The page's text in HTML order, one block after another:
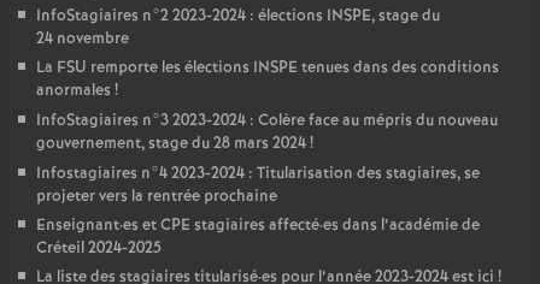
InfoStagiaires n°2 2023-2024 : élections INSPE, stage du
24 novembre
La FSU remporte les élections INSPE tenues dans des conditions
anormales !
InfoStagiaires n°3 2023-2024 : Colère face au mépris du nouveau
gouvernement, stage du 28 mars 2024!
Infostagiaires n°4 2023-2024 : Titularisation des stagiaires, se
projeter vers la rentrée prochaine
Enseignant·es etCPE stagiaires affecté·es dans l’académie de
Créteil 2024-2025
La liste des stagiaires titularisé·es pour l’année 2023-2024 est ici !